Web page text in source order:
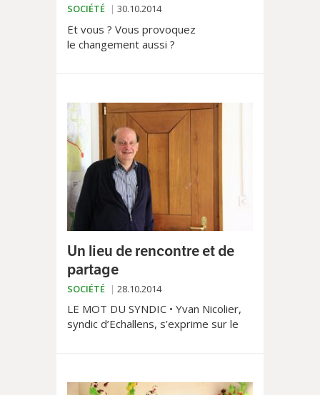
SOCIÉTÉ 30.10.2014
Et vous ? Vous provoquez
le changement aussi ?
Un lieu de rencontre et de
partage
SOCIÉTÉ 28.10.2014
LE MOT DU SYNDIC • Yvan Nicolier,
syndic d’Echallens, s’exprime sur le